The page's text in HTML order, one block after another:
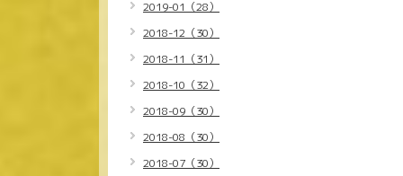
2019-01（28）
2018-12（30）
2018-11（31）
2018-10（32）
2018-09（30）
2018-08（30）
2018-07（30）